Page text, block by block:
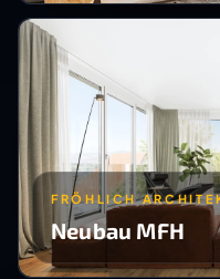
FRÖHLICH
Neubau MFH